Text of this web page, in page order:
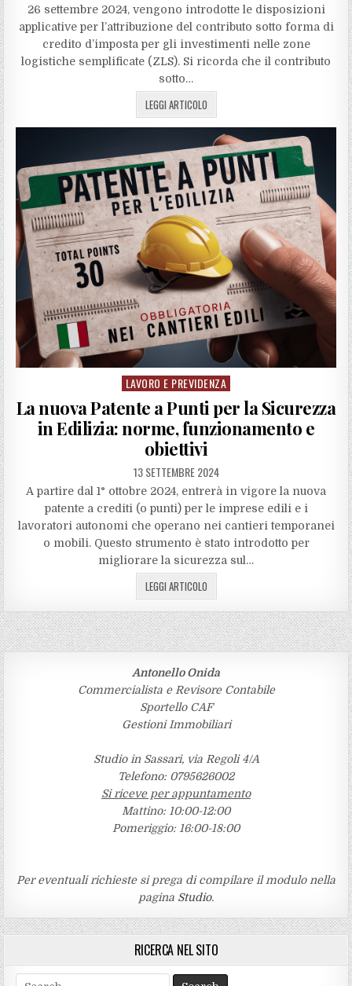
26 settembre 2024, vengono introdotte le disposizioni
applicative per l’attribuzione del contributo sotto forma di
credito d’imposta per gli investimenti nelle zone
logistiche semplificate (ZLS). Si ricorda che il contributo
sotto…
LEGGI ARTICOLO
Posted
LAVORO E PREVIDENZA
La nuova Patente a Punti per la Sicurezza
in Edilizia: norme, funzionamento e
obiettivi
13 SETTEMBRE 2024
A partire dal 1° ottobre 2024, entrerà in vigore la nuova
patente a crediti (o punti) per le imprese edili e i
lavoratori autonomi che operano nei cantieri temporanei
o mobili. Questo strumento è stato introdotto per
migliorare la sicurezza sul…
LEGGI ARTICOLO
Antonello Onida
Commercialista e Revisore Contabile
Sportello CAF
Gestioni Immobiliari
Studio in Sassari, via Regoli 4/A
Telefono: 0795626002
Si riceve per appuntamento
Mattino: 10:00-12:00
Pomeriggio: 16:00-18:00
Per eventuali richieste si prega di compilare il modulo nella
pagina Studio.
RICERCA NEL SITO
Search